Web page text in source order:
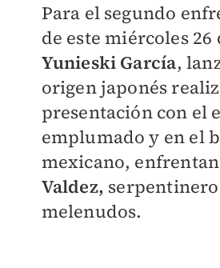
Para el segundo
de este miércoles
Yunieski García,
origen japonés
presentación con el
emplumado y en el
mexicano,
Valdez,
melenudos.